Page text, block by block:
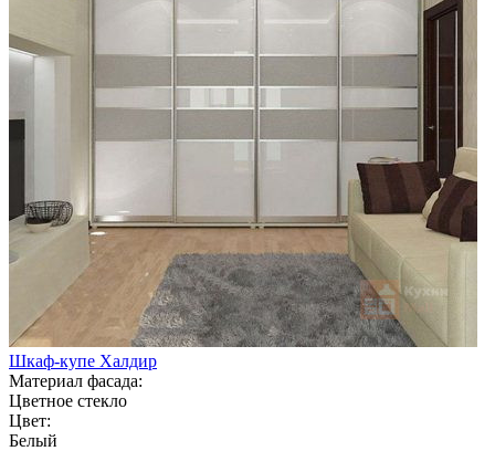
Шкаф-купе Халдир
Материал фасада:
Цветное стекло
Цвет:
Белый